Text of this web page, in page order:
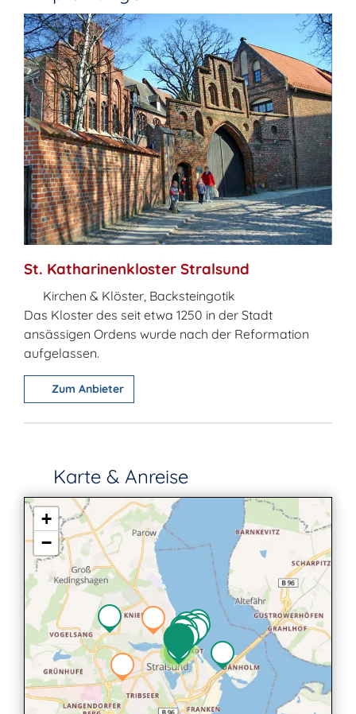
St. Katharinenkloster Stralsund
Kirchen & Klöster, Backsteingotik
Das Kloster des seit etwa 1250 in der Stadt
ansässigen Ordens wurde nach der Reformation
aufgelassen.
Zum Anbieter
Karte & Anreise
2
+
−